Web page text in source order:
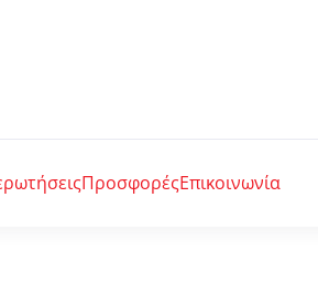
ΠροσφορέςΕπικοινωνία